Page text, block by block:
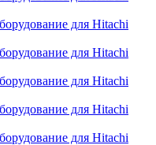
для Hitachi
для Hitachi
для Hitachi
для Hitachi
для Hitachi